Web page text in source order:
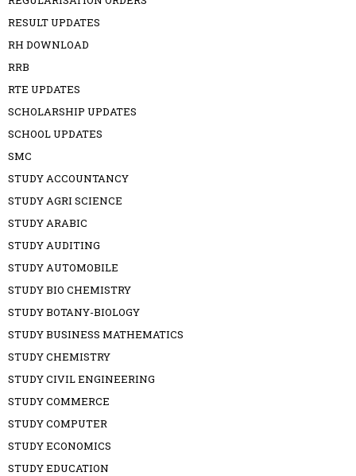
RESULT UPDATES
RH DOWNLOAD
RRB
RTE UPDATES
SCHOLARSHIP UPDATES
SCHOOL UPDATES
SMC
STUDY ACCOUNTANCY
STUDY AGRI SCIENCE
STUDY ARABIC
STUDY AUDITING
STUDY AUTOMOBILE
STUDY BIO CHEMISTRY
STUDY BOTANY-BIOLOGY
STUDY BUSINESS MATHEMATICS
STUDY CHEMISTRY
STUDY CIVIL ENGINEERING
STUDY COMMERCE
STUDY COMPUTER
STUDY ECONOMICS
STUDY EDUCATION